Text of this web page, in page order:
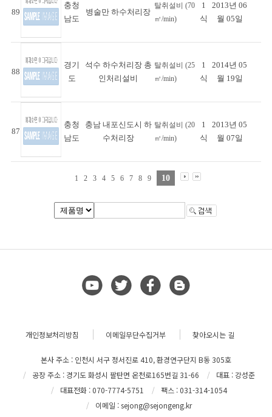
89
충청
남도
병술만 하수처리장
탈취설비 (70
㎥/min)
1
식
2013년 06
월 05일
88
경기
도
석수 하수처리장 총
인처리설비
탈취설비 (25
㎥/min)
1
식
2014년 05
월 19일
87
충청
남도
충남 내포신도시 하
수처리장
탈취설비 (20
㎥/min)
1
식
2013년 05
월 07일
1 2 3 4 5 6 7 8 9 10
개인정보처리방침 이메일무단수집거부 찾아오시는 길
본사 주소 : 인천시 서구 정서진로 410, 환경연구단지 B동 305호
공장 주소 : 경기도 화성시 팔탄면 온천로165번길 31-66
대표 : 강성준
대표전화 : 070-7774-5751
팩스 : 031-314-1054
이메일 : sejong@sejongeng.kr